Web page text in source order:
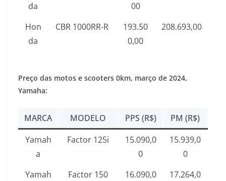
da
00
Hon
da
CBR 1000RR-R
193.50
0,00
208.693,00
Preço das motos e scooters 0km, março de 2024,
Yamaha:
MARCA MODELO PPS (R$)
PM (R$)
Yamah
a
Factor 125i
15.090,0
0
15.939,0
0
Yamah
Factor 150
16.090,0
17.264,0